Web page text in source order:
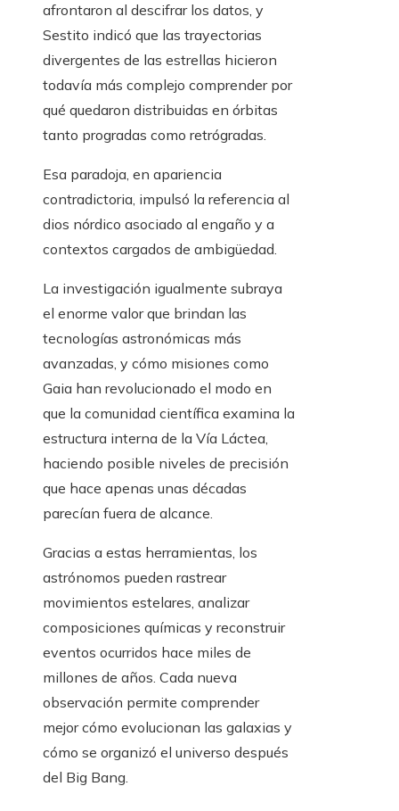
afrontaron al descifrar los datos, y
Sestito indicó que las trayectorias
divergentes de las estrellas hicieron
todavía más complejo comprender por
qué quedaron distribuidas en órbitas
tanto progradas como retrógradas.
Esa paradoja, en apariencia
contradictoria, impulsó la referencia al
dios nórdico asociado al engaño y a
contextos cargados de ambigüedad.
La investigación igualmente subraya
el enorme valor que brindan las
tecnologías astronómicas más
avanzadas, y cómo misiones como
Gaia han revolucionado el modo en
que la comunidad científica examina la
estructura interna de la Vía Láctea,
haciendo posible niveles de precisión
que hace apenas unas décadas
parecían fuera de alcance.
Gracias a estas herramientas, los
astrónomos pueden rastrear
movimientos estelares, analizar
composiciones químicas y reconstruir
eventos ocurridos hace miles de
millones de años. Cada nueva
observación permite comprender
mejor cómo evolucionan las galaxias y
cómo se organizó el universo después
del Big Bang.